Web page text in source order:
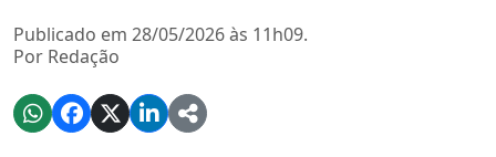
Publicado em 28/05/2026 às 11h09.
Por Redação